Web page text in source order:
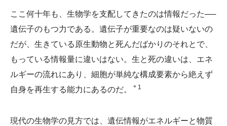
ここ何十年も、生物学を支配してきたのは情報だった──
遺伝子のもつ力である。遺伝子が重要なのは疑いないの
だが、生きている原生動物と死んだばかりのそれとで、
もっている情報量に違いはない。生と死の違いは、エネ
ルギーの流れにあり、細胞が単純な構成要素から絶えず
自身を再生する能力にあるのだ。
＊1
現代の生物学の見方では、遺伝情報がエネルギーと物質